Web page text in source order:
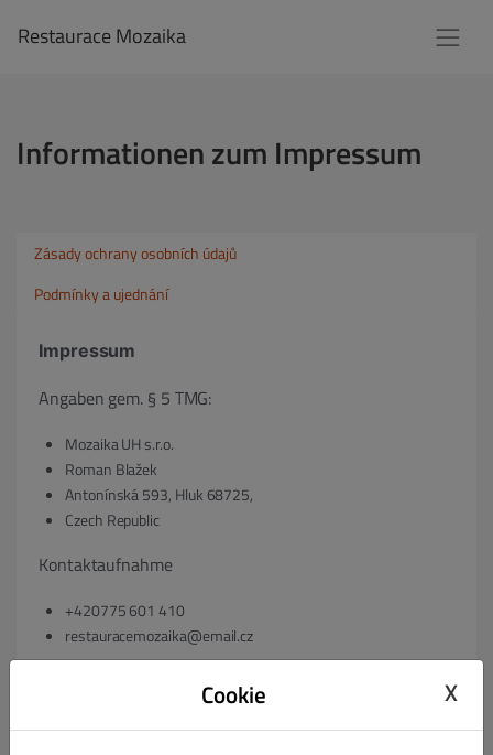
Restaurace Mozaika
Informationen zum Impressum
Zásady ochrany osobních údajů
Podmínky a ujednání
Impressum
Angaben gem. § 5 TMG:
Mozaika UH s.r.o.
Roman Blažek
Antonínská 593, Hluk 68725,
Czech Republic
Kontaktaufnahme
+420775 601 410
restauracemozaika@email.cz
ggf. Registergericht & Registernummer
C 99738/KSBR Krajský soud v Brně
Cookie X